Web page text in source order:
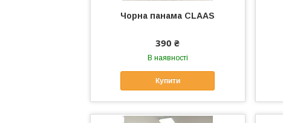
Чорна панама CLAAS
390 ₴
В наявності
Купити